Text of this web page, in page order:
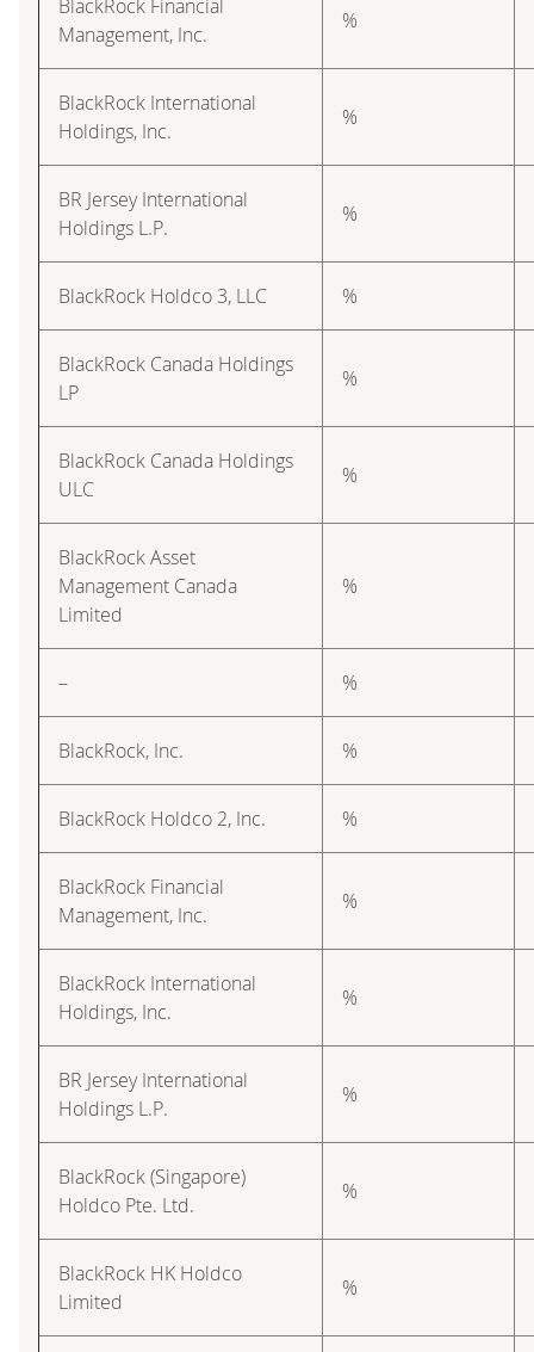
BlackRock Financial
Management, Inc.
%
BlackRock International
Holdings, Inc.
%
BR Jersey International
Holdings L.P.
%
BlackRock Holdco 3, LLC %
BlackRock Canada Holdings
LP
%
BlackRock Canada Holdings
ULC
%
BlackRock Asset
Management Canada
Limited
%
– %
BlackRock, Inc. %
BlackRock Holdco 2, Inc. %
BlackRock Financial
Management, Inc.
%
BlackRock International
Holdings, Inc.
%
BR Jersey International
Holdings L.P.
%
BlackRock (Singapore)
Holdco Pte. Ltd.
%
BlackRock HK Holdco
Limited
%